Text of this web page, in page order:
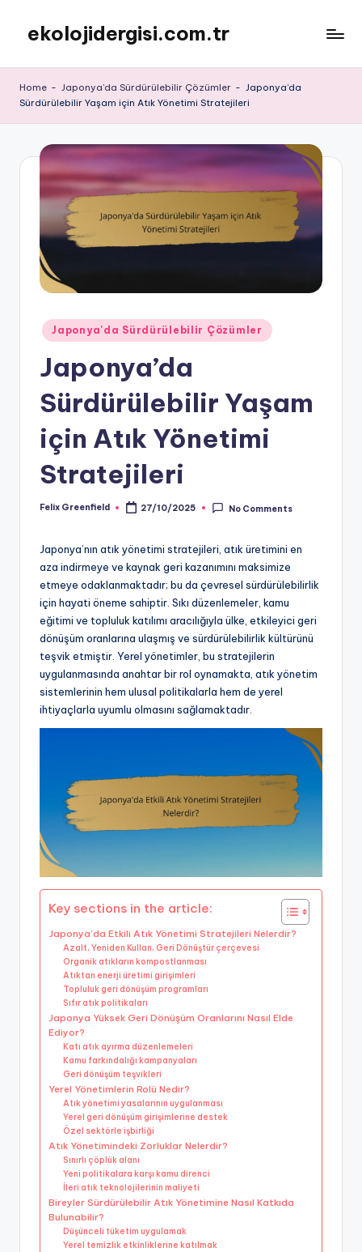
content
ekolojidergisi.com.tr
Home - Japonya'da Sürdürülebilir Çözümler - Japonya’da
Sürdürülebilir Yaşam için Atık Yönetimi Stratejileri
Posted
in
Japonya'da Sürdürülebilir Çözümler
Japonya’da
Sürdürülebilir Yaşam
için Atık Yönetimi
Stratejileri
Posted
Felix Greenfield 27/10/2025 No Comments
Japonya’nın atık yönetimi stratejileri, atık üretimini en
aza indirmeye ve kaynak geri kazanımını maksimize
etmeye odaklanmaktadır; bu da çevresel sürdürülebilirlik
için hayati öneme sahiptir. Sıkı düzenlemeler, kamu
eğitimi ve topluluk katılımı aracılığıyla ülke, etkileyici geri
dönüşüm oranlarına ulaşmış ve sürdürülebilirlik kültürünü
teşvik etmiştir. Yerel yönetimler, bu stratejilerin
uygulanmasında anahtar bir rol oynamakta, atık yönetim
sistemlerinin hem ulusal politikalarla hem de yerel
ihtiyaçlarla uyumlu olmasını sağlamaktadır.
Key sections in the article:
Japonya’da Etkili Atık Yönetimi Stratejileri Nelerdir?
Azalt, Yeniden Kullan, Geri Dönüştür çerçevesi
Organik atıkların kompostlanması
Atıktan enerji üretimi girişimleri
Topluluk geri dönüşüm programları
Sıfır atık politikaları
Japonya Yüksek Geri Dönüşüm Oranlarını Nasıl Elde
Ediyor?
Katı atık ayırma düzenlemeleri
Kamu farkındalığı kampanyaları
Geri dönüşüm teşvikleri
Yerel Yönetimlerin Rolü Nedir?
Atık yönetimi yasalarının uygulanması
Yerel geri dönüşüm girişimlerine destek
Özel sektörle işbirliği
Atık Yönetimindeki Zorluklar Nelerdir?
Sınırlı çöplük alanı
Yeni politikalara karşı kamu direnci
İleri atık teknolojilerinin maliyeti
Bireyler Sürdürülebilir Atık Yönetimine Nasıl Katkıda
Bulunabilir?
Düşünceli tüketim uygulamak
Yerel temizlik etkinliklerine katılmak